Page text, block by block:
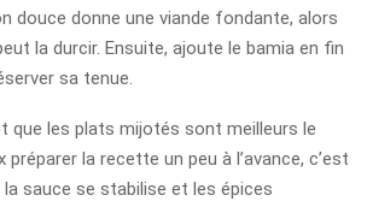
douce donne une viande fondante, alors
la durcir. Ensuite, ajoute le bamia en fin
sa tenue.
que les plats mijotés sont meilleurs le
préparer la recette un peu à l’avance, c’est
sauce se stabilise et les épices